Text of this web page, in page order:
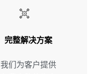
完整解决方案
我们为客户提供